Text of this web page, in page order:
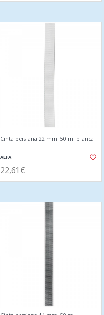
Cinta persiana 22 mm. 50 m. blanca
ALFA
22,61€